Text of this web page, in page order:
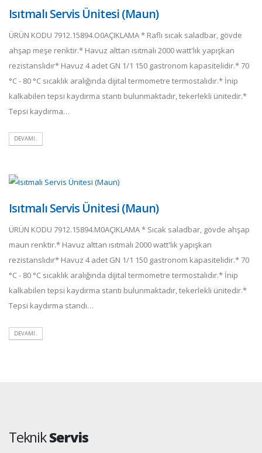
Isıtmalı Servis Ünitesi (Maun)
ÜRÜN KODU 7912.15894.O0AÇIKLAMA * Raflı sıcak saladbar, gövde
ahşap meşe renktir.* Havuz alttan ısıtmalı 2000 watt'lık yapışkan
rezistanslıdır* Havuz 4 adet GN 1/1 150 gastronom kapasitelidir.* 70
°C - 80 °C sıcaklık aralığında dijital termometre termostalıdır.* İnip
kalkabilen tepsi kaydırma stantı bulunmaktadır, tekerlekli ünitedir.*
Tepsi kaydırma…
DEVAMI..
Isıtmalı Servis Ünitesi (Maun)
ÜRÜN KODU 7912.15894.M0AÇIKLAMA * Sıcak saladbar, gövde ahşap
maun renktir.* Havuz alttan ısıtmalı 2000 watt'lık yapışkan
rezistanslıdır* Havuz 4 adet GN 1/1 150 gastronom kapasitelidir.* 70
°C - 80 °C sıcaklık aralığında dijital termometre termostalıdır.* İnip
kalkabilen tepsi kaydırma stantı bulunmaktadır, tekerlekli ünitedir.*
Tepsi kaydırma standı…
DEVAMI..
TeknikServis